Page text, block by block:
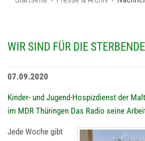
WIR SIND FÜR DIE
07.09.2020
Kinder- und Jugend-Hospizdienst der
im MDR Thüringen Das Radio seine
Jede Woche gibt